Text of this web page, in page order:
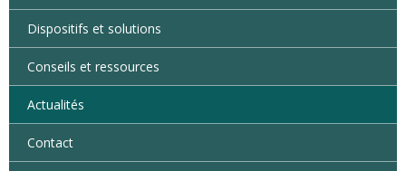
Dispositifs et solutions
Conseils et ressources
Actualités
Contact